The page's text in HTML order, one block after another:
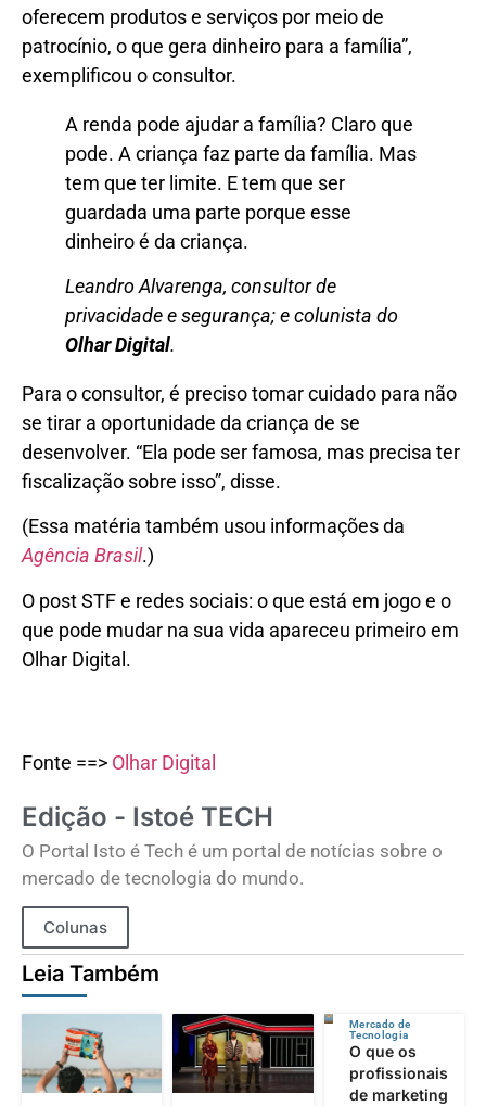
oferecem produtos e serviços por meio de
patrocínio, o que gera dinheiro para a família”,
exemplificou o consultor.
A renda pode ajudar a família? Claro que
pode. A criança faz parte da família. Mas
tem que ter limite. E tem que ser
guardada uma parte porque esse
dinheiro é da criança.
Leandro Alvarenga, consultor de
privacidade e segurança; e colunista do
Olhar Digital.
Para o consultor, é preciso tomar cuidado para não
se tirar a oportunidade da criança de se
desenvolver. “Ela pode ser famosa, mas precisa ter
fiscalização sobre isso”, disse.
(Essa matéria também usou informações da
Agência Brasil.)
O post STF e redes sociais: o que está em jogo e o
que pode mudar na sua vida apareceu primeiro em
Olhar Digital.
Fonte ==> Olhar Digital
Edição - Istoé TECH
O Portal Isto é Tech é um portal de notícias sobre o
mercado de tecnologia do mundo.
Colunas
Leia Também
Mercado de
Tecnologia
O que os
profissionais
de marketing